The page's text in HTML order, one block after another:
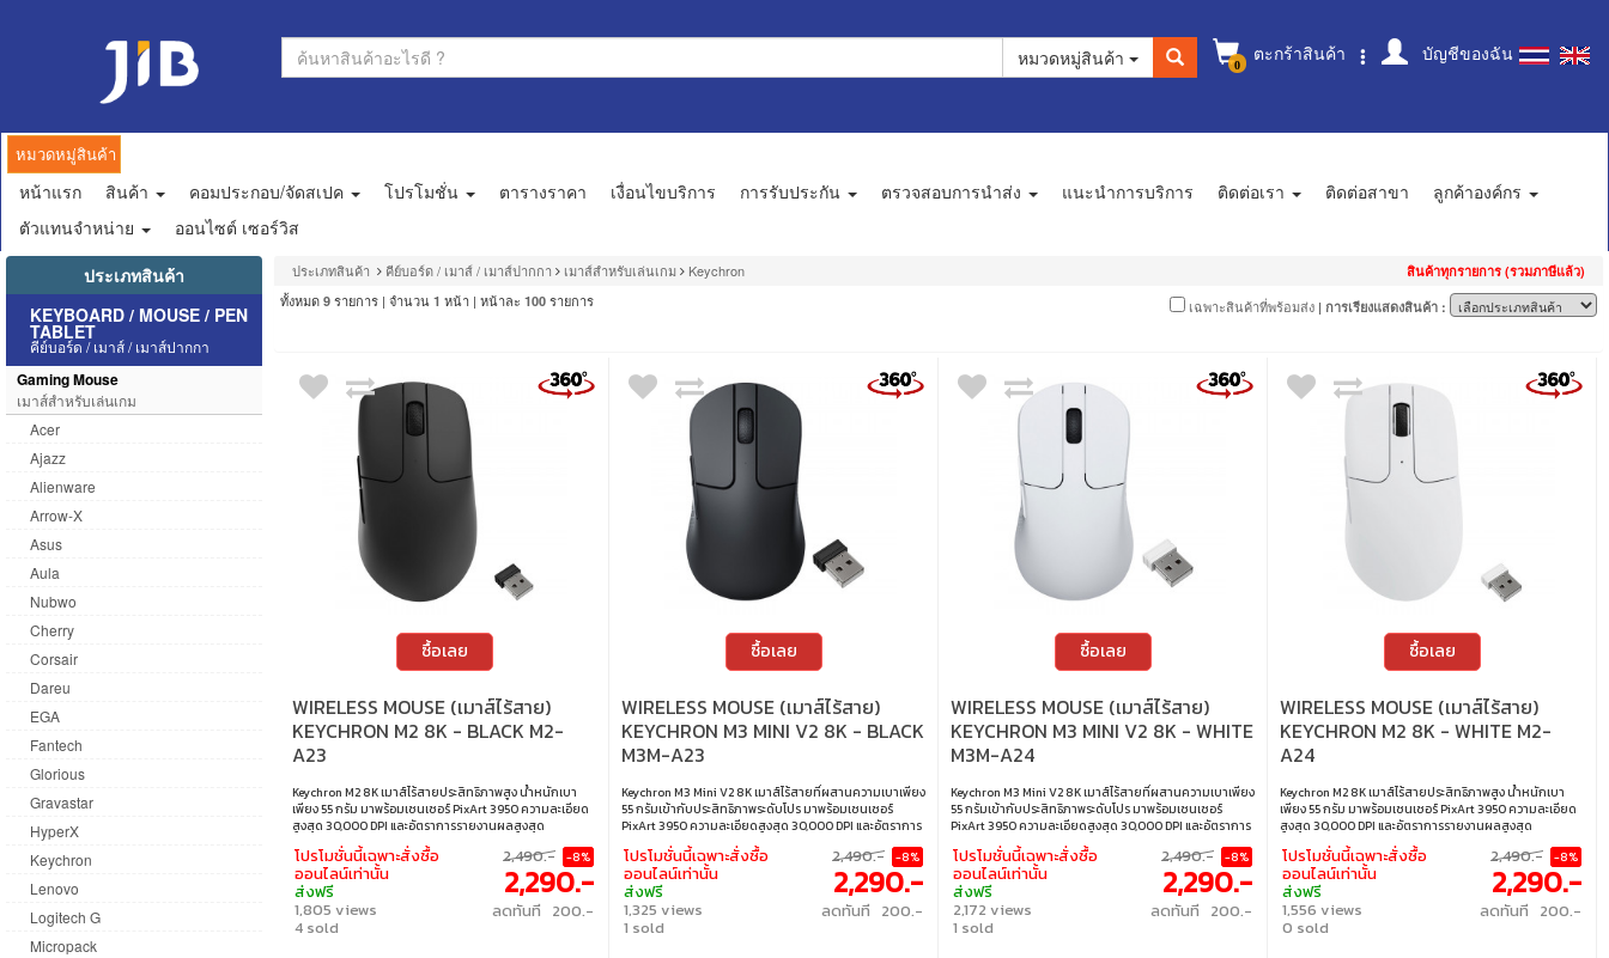
0 ตะกร้าสินค้า บัญชีของฉัน
หมวดหมู่สินค้า
หมวดหมู่สินค้า
หน้าแรก สินค้า คอมประกอบ/จัดสเปค โปรโมชั่น ตารางราคา เงื่อนไขบริการ การรับประกัน ตรวจสอบการนำส่ง แนะนำการบริการ ติดต่อเรา ติดต่อสาขา
ลูกค้าองค์กร
ตัวแทนจำหน่าย
ออนไซต์ เซอร์วิส
ประเภทสินค้า
KEYBOARD / MOUSE / PEN
TABLET
คีย์บอร์ด / เมาส์ / เมาส์ปากกา
Gaming Mouse
เมาส์สำหรับเล่นเกม
Acer
Ajazz
Alienware
Arrow-X
Asus
Aula
Nubwo
Cherry
Corsair
Dareu
EGA
Fantech
Glorious
Gravastar
HyperX
Keychron
Lenovo
Logitech G
Micropack
ประเภทสินค้า คีย์บอร์ด / เมาส์ / เมาส์ปากกา เมาส์สำหรับเล่นเกม Keychron สินค้าทุกรายการ (รวมภาษีแล้ว)
ทั้งหมด 9 รายการ | จำนวน 1 หน้า | หน้าละ 100 รายการ เฉพาะสินค้าที่พร้อมส่ง | การเรียงแสดงสินค้า :
ซื้อเลย
WIRELESS MOUSE (เมาส์ไร้สาย)
KEYCHRON M2 8K - BLACK M2-
A23
Keychron M2 8K เมาส์ไร้สายประสิทธิภาพสูง น้ำหนักเบา
เพียง 55 กรัม มาพร้อมเซนเซอร์ PixArt 3950 ความละเอียด
สูงสุด 30,000 DPI และอัตราการรายงานผลสูงสุด
8,000Hz ให้ความแม่นยำ ตอบสนองไว และเคลื่อนไหวลื่น
ไหล เหมาะทั้งสำหรับเกมเมอร์และมืออาชีพที่ต้องการความ
เที่ยงตรงสูงสุด • DPI : 100 - 30,000 • เซ็นเซอร์ : PixArt
3950 • การเชื่อมต่อ : บลูทูธ 5.3 / 2.4 GHz / แบบมีสาย •
อัตราการส่งข้อมูล : 8,000 Hz (2.4 GHz / แบบมีสาย) •
ความเร็วสูงสุด : 750 IPS • แบตเตอรี่ : 600 mAh • รองรับ
โปรโมชั่นนี้เฉพาะสั่งซื้อ
ออนไลน์เท่านั้น
ส่งฟรี
1,805 views
4 sold
2,490.- -8%
2,290.-
ลดทันที 200.-
ซื้อเลย
WIRELESS MOUSE (เมาส์ไร้สาย)
KEYCHRON M3 MINI V2 8K - BLACK
M3M-A23
Keychron M3 Mini V2 8K เมาส์ไร้สายที่ผสานความเบาเพียง
55 กรัมเข้ากับประสิทธิภาพระดับโปร มาพร้อมเซนเซอร์
PixArt 3950 ความละเอียดสูงสุด 30,000 DPI และอัตราการ
ส่งข้อมูลสูงสุด 8,000Hz ให้ความแม่นยำและตอบสนองไว
ในทุกคลิก รองรับทั้งการเชื่อมต่อ 2.4GHz, บลูทูธ และแบบมี
สาย เหมาะทั้งสำหรับงานและเกมที่ต้องการความเร็วและ
ความเสถียรสูงสุด • ความละเอียด : สูงสุด 30,000 DPI •
การเชื่อมต่อ : 2.4GHz / บลูทูธ / แบบมีสาย • เซนเซอร์ :
PixArt 3950 • สวิตช์ : Huano Micro Switch (อายุการใช้
โปรโมชั่นนี้เฉพาะสั่งซื้อ
ออนไลน์เท่านั้น
ส่งฟรี
1,325 views
1 sold
2,490.- -8%
2,290.-
ลดทันที 200.-
ซื้อเลย
WIRELESS MOUSE (เมาส์ไร้สาย)
KEYCHRON M3 MINI V2 8K - WHITE
M3M-A24
Keychron M3 Mini V2 8K เมาส์ไร้สายที่ผสานความเบาเพียง
55 กรัมเข้ากับประสิทธิภาพระดับโปร มาพร้อมเซนเซอร์
PixArt 3950 ความละเอียดสูงสุด 30,000 DPI และอัตราการ
ส่งข้อมูลสูงสุด 8,000Hz ให้ความแม่นยำและตอบสนองไว
ในทุกคลิก รองรับทั้งการเชื่อมต่อ 2.4GHz, บลูทูธ และแบบมี
สาย เหมาะทั้งสำหรับงานและเกมที่ต้องการความเร็วและ
ความเสถียรสูงสุด • ความละเอียด : สูงสุด 30,000 DPI •
การเชื่อมต่อ : 2.4GHz / บลูทูธ / แบบมีสาย • เซนเซอร์ :
PixArt 3950 • สวิตช์ : Huano Micro Switch (อายุการใช้
โปรโมชั่นนี้เฉพาะสั่งซื้อ
ออนไลน์เท่านั้น
ส่งฟรี
2,172 views
1 sold
2,490.- -8%
2,290.-
ลดทันที 200.-
ซื้อเลย
WIRELESS MOUSE (เมาส์ไร้สาย)
KEYCHRON M2 8K - WHITE M2-
A24
Keychron M2 8K เมาส์ไร้สายประสิทธิภาพสูง น้ำหนักเบา
เพียง 55 กรัม มาพร้อมเซนเซอร์ PixArt 3950 ความละเอียด
สูงสุด 30,000 DPI และอัตราการรายงานผลสูงสุด
8,000Hz ให้ความแม่นยำ ตอบสนองไว และเคลื่อนไหวลื่น
ไหล เหมาะทั้งสำหรับเกมเมอร์และมืออาชีพที่ต้องการความ
เที่ยงตรงสูงสุด • DPI : 100 - 30,000 • เซ็นเซอร์ : PixArt
3950 • การเชื่อมต่อ : บลูทูธ 5.3 / 2.4 GHz / แบบมีสาย •
อัตราการส่งข้อมูล : 8,000 Hz (2.4 GHz / แบบมีสาย) •
ความเร็วสูงสุด : 750 IPS • แบตเตอรี่ : 600 mAh • รองรับ
โปรโมชั่นนี้เฉพาะสั่งซื้อ
ออนไลน์เท่านั้น
ส่งฟรี
1,556 views
0 sold
2,490.- -8%
2,290.-
ลดทันที 200.-